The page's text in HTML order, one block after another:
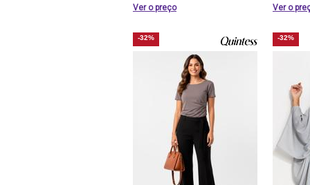
Ver o preço Ver o
-32% -32%